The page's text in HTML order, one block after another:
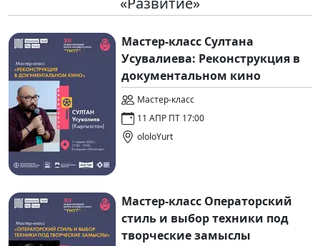
Мастер-класс Султана
Усувалиева: Реконструкция в
документальном кино
Мастер-класс
11 АПР ПТ 17:00
ololoYurt
Мастер-класс Операторский
стиль и выбор техники под
творческие замыслы